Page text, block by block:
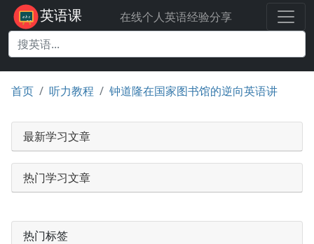
英语课 在线个人英语经验分享
首页 听力教程 钟道隆在国家图书馆的逆向英语讲
最新学习文章
热门学习文章
热门标签